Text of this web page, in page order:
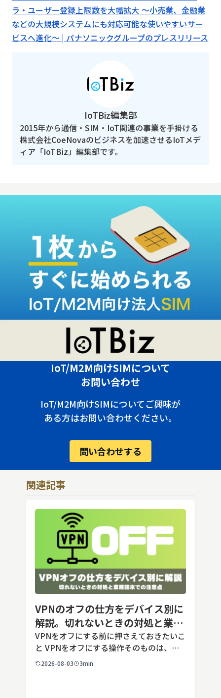
ラ・ユーザー登録上限数を大幅拡大 ～小売業、金融業
などの大規模システムにも対応可能な使いやすいサー
ビスへ進化～ | パナソニックグループのプレスリリース
IoTBiz編集部
2015年から通信・SIM・IoT関連の事業を手掛ける
株式会社CoeNovaのビジネスを加速させるIoTメデ
ィア「IoTBiz」編集部です。
IoT/M2M向けSIMについて
お問い合わせ
IoT/M2M向けSIMについてご興味が
ある方はお問い合わせください。
問い合わせする
関連記事
VPNのオフの仕方をデバイス別に
解説。切れないときの対処と業務
端末での注意点
VPNをオフにする前に押さえておきたいこ
と VPNをオフにする操作そのものは、ど
の端末でも数タップから数クリックで完了
2026-08-03 3min